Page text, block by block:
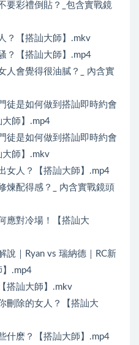
要彩禮倒貼？_包含實戰鏡
？【搭訕大師】.mkv
？【搭訕大師】.mp4
人會覺得很油膩？_ 內含實
徒是如何做到搭訕即時約會
大師】.mp4
徒是如何做到搭訕即時約會
大師】.mkv
女人？【搭訕大師】.mp4
煉配得感？_ 內含實戰鏡頭
應對冷場！【搭訕大
說｜Ryan vs 瑞納德｜RC新
】.mp4
搭訕大師】.mkv
刪除的女人？【搭訕大
什麽？【搭訕大師】.mp4